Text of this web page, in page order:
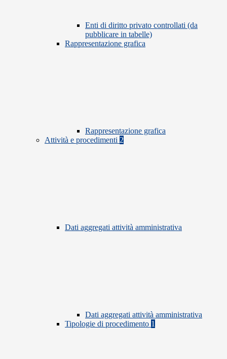
Enti di diritto privato controllati (da
pubblicare in tabelle)
Rappresentazione grafica
Rappresentazione grafica
Attività e procedimenti 2
Dati aggregati attività amministrativa
Dati aggregati attività amministrativa
Tipologie di procedimento 1